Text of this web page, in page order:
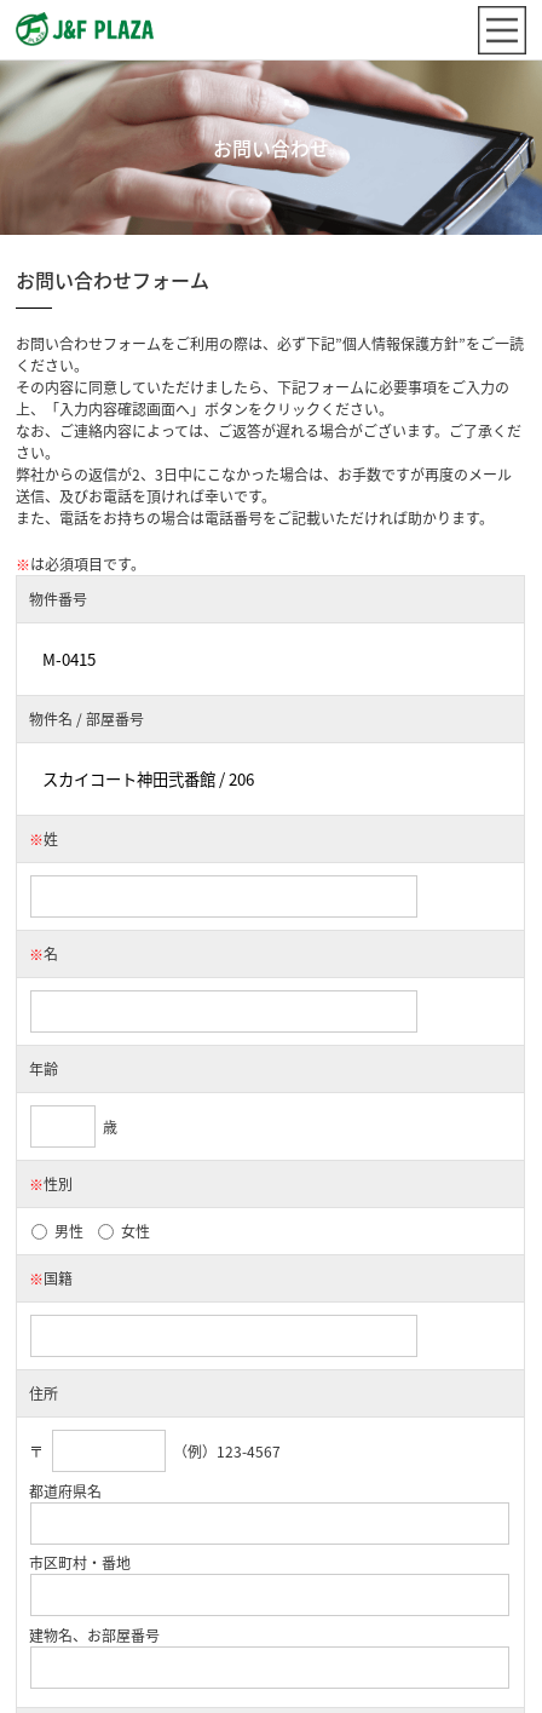
お問い合わせ
お問い合わせフォーム
お問い合わせフォームをご利用の際は、必ず下記”個人情報保護方針”をご一読
ください。
その内容に同意していただけましたら、下記フォームに必要事項をご入力の
上、「入力内容確認画面へ」ボタンをクリックください。
なお、ご連絡内容によっては、ご返答が遅れる場合がございます。ご了承くだ
さい。
弊社からの返信が2、3日中にこなかった場合は、お手数ですが再度のメール
送信、及びお電話を頂ければ幸いです。
また、電話をお持ちの場合は電話番号をご記載いただければ助かります。
※は必須項目です。
物件番号
物件名 / 部屋番号
※姓
※名
年齢
歳
※性別
男性 女性
※国籍
住所
〒
（例）123-4567
都道府県名
市区町村・番地
建物名、お部屋番号